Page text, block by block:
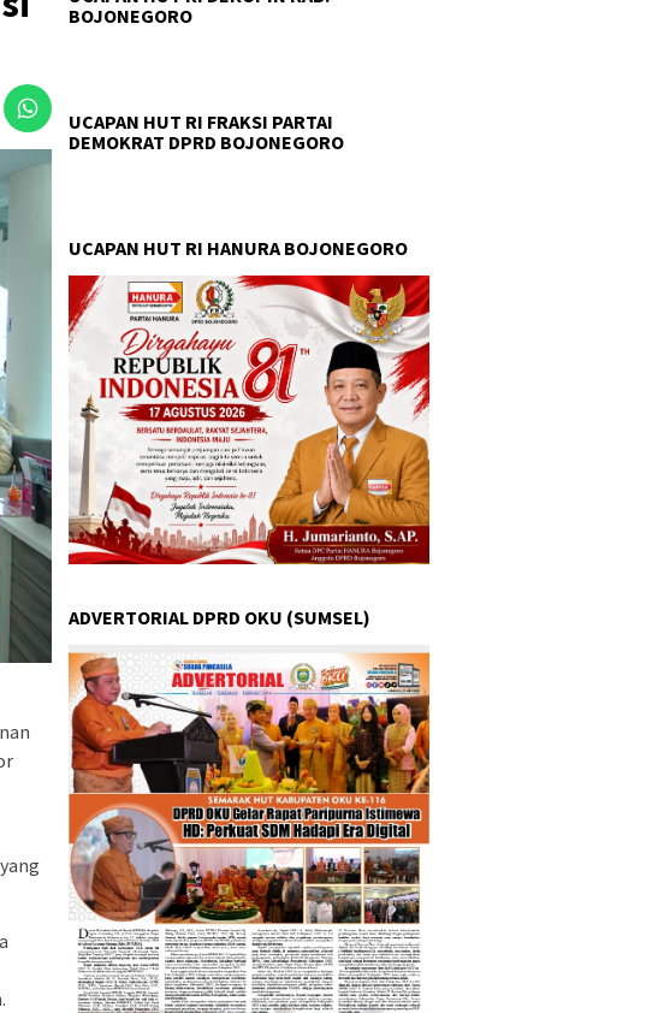
BOJONEGORO
UCAPAN HUT RI FRAKSI PARTAI
DEMOKRAT DPRD BOJONEGORO
UCAPAN HUT RI HANURA BOJONEGORO
ADVERTORIAL DPRD OKU (SUMSEL)